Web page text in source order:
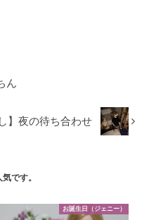
ん
】夜の待ち合わせ
です。
お誕生日（ジェニー）